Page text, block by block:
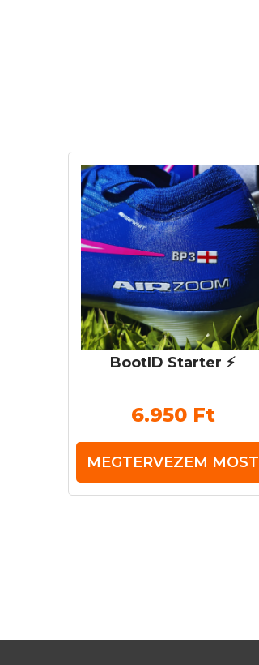
BootID Starter ⚡️
6.950 Ft
MEGTERVEZEM MOST